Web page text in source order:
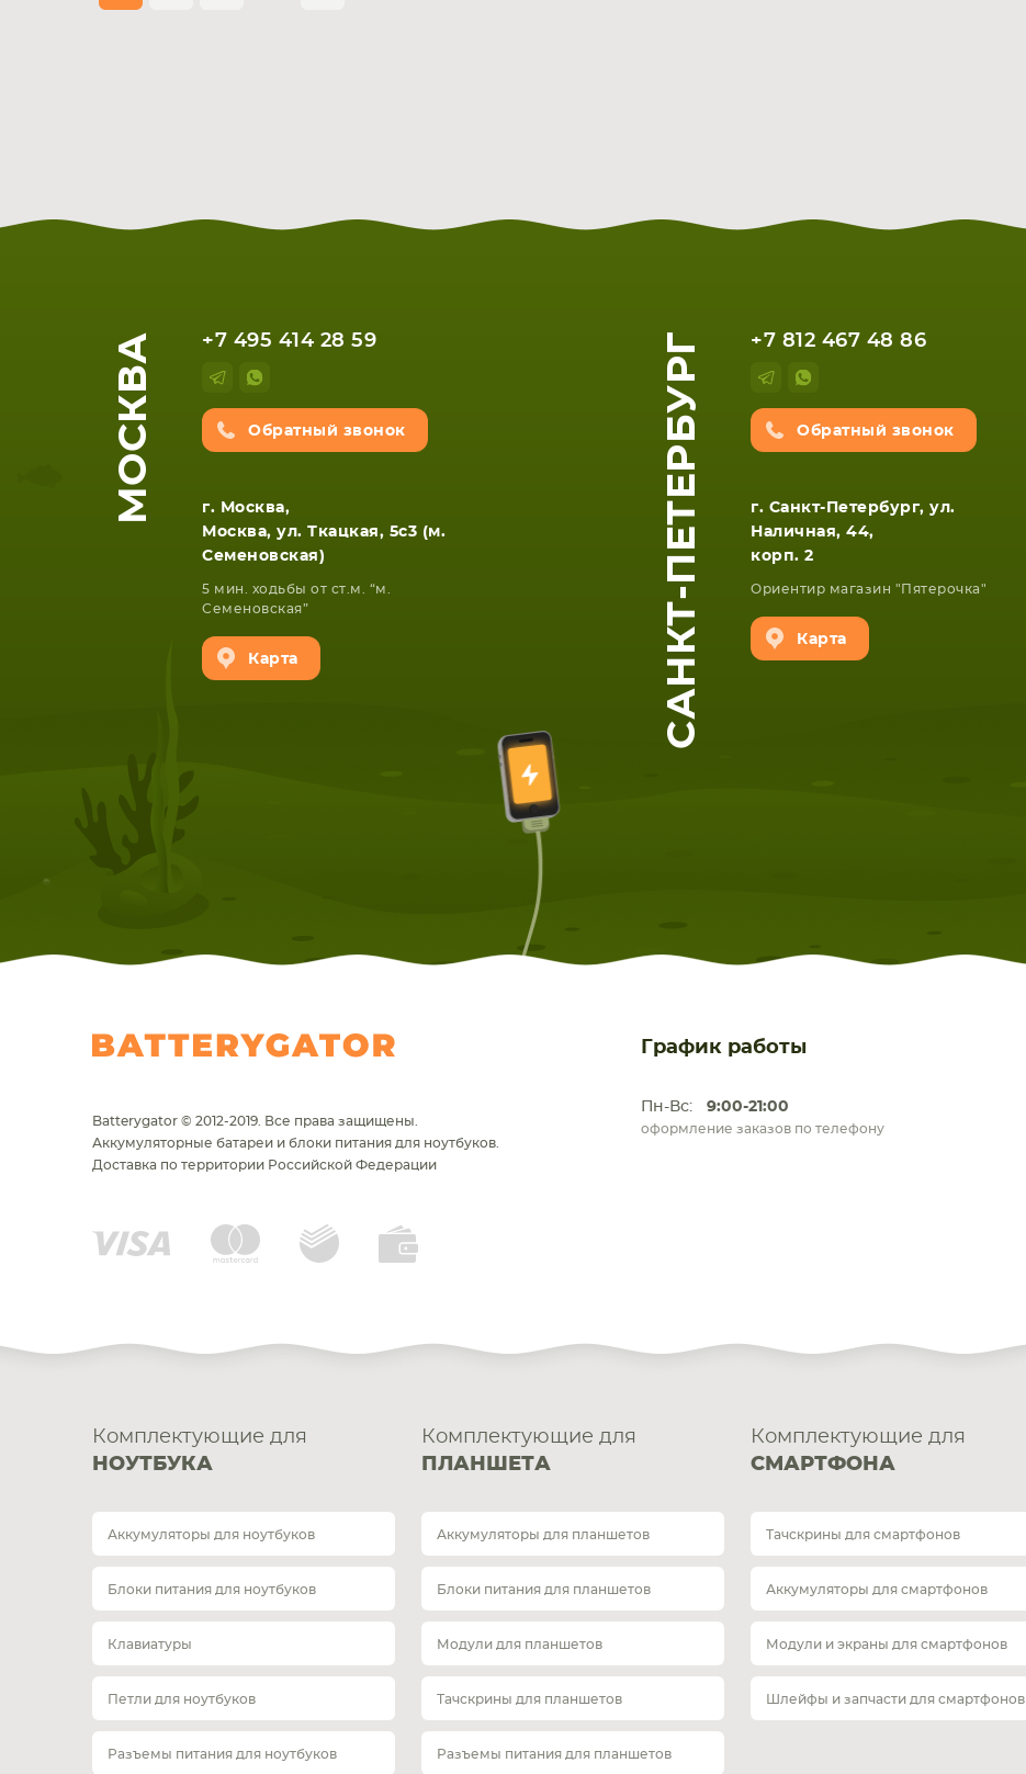
МОСКВА +7 495 414 28 59
Обратный звонок
г. Москва,
Москва, ул. Ткацкая, 5с3 (м.
Семеновская)
5 мин. ходьбы от ст.м. “м.
Семеновская”
Карта САНКТ-ПЕТЕРБУРГ +7 812 467 48 86
Обратный звонок
г. Санкт-Петербург, ул.
Наличная, 44,
корп. 2
Ориентир магазин "Пятерочка"
Карта
График работы
Пн-Вс: 9:00-21:00
оформление заказов по телефону
Batterygator © 2012-2019. Все права защищены.
Аккумуляторные батареи и блоки питания для ноутбуков.
Доставка по территории Российской Федерации
Комплектующие для
НОУТБУКА
Аккумуляторы для ноутбуков
Блоки питания для ноутбуков
Клавиатуры
Петли для ноутбуков
Разъемы питания для ноутбуков
Комплектующие для
ПЛАНШЕТА
Аккумуляторы для планшетов
Блоки питания для планшетов
Модули для планшетов
Тачскрины для планшетов
Разъемы питания для планшетов
Комплектующие для
СМАРТФОНА
Тачскрины для смартфонов
Аккумуляторы для смартфонов
Модули и экраны для смартфонов
Шлейфы и запчасти для смартфонов